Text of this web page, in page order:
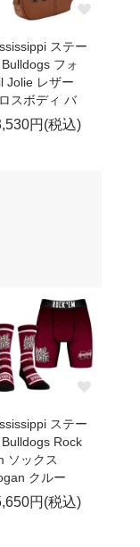
ステー
Bulldogs フォ
Jolie レザー
スボディ バ
円(税込)
ステー
Bulldogs Rock
ソックス
クルー
円(税込)